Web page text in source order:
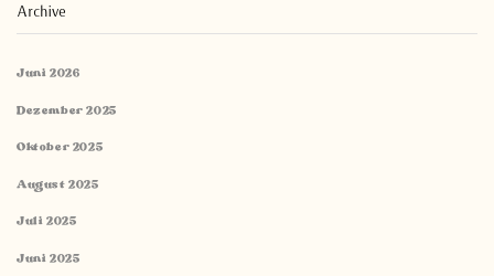
Archive
Juni 2026
Dezember 2025
Oktober 2025
August 2025
Juli 2025
Juni 2025